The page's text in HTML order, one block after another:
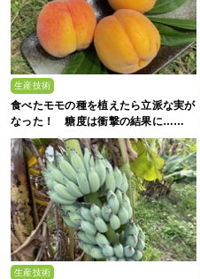
生産技術
食べたモモの種を植えたら立派な実が
なった！ 糖度は衝撃の結果に……
生産技術